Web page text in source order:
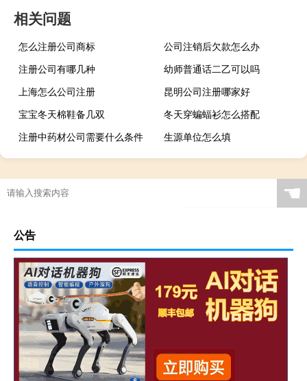
相关问题
怎么注册公司商标
公司注销后欠款怎么办
注册公司有哪几种
幼师普通话二乙可以吗
上海怎么公司注册
昆明公司注册哪家好
宝宝冬天棉鞋备几双
冬天穿蝙蝠衫怎么搭配
注册中药材公司需要什么条件
生源单位怎么填
☚
公告